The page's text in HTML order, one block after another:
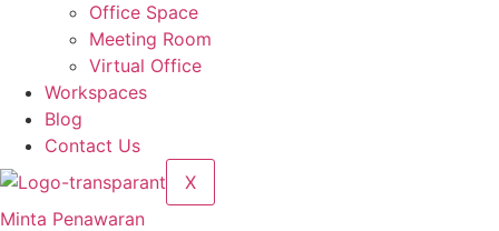
Office Space
Meeting Room
Virtual Office
Workspaces
Blog
Contact Us
X
Minta Penawaran